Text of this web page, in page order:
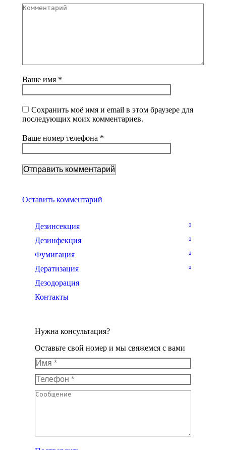
Комментарий
Ваше имя *
Сохранить моё имя и email в этом браузере для
последующих моих комментариев.
Ваше номер телефона *
Оставить комментарий
Дезинсекция
Дезинфекция
Фумигация
Дератизация
Дезодорация
Контакты
Нужна консультация?
Оставьте свой номер и мы свяжемся с вами
Имя *
Телефон *
Сообщение